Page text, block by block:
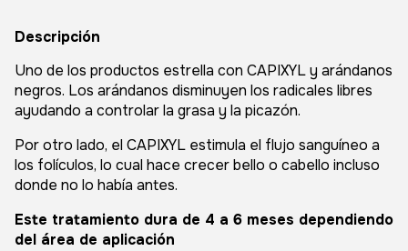
Descripción
Uno de los productos estrella con CAPIXYL y arándanos
negros. Los arándanos disminuyen los radicales libres
ayudando a controlar la grasa y la picazón.
Por otro lado, el CAPIXYL estimula el flujo sanguíneo a
los folículos, lo cual hace crecer bello o cabello incluso
donde no lo había antes.
Este tratamiento dura de 4 a 6 meses dependiendo
del área de aplicación